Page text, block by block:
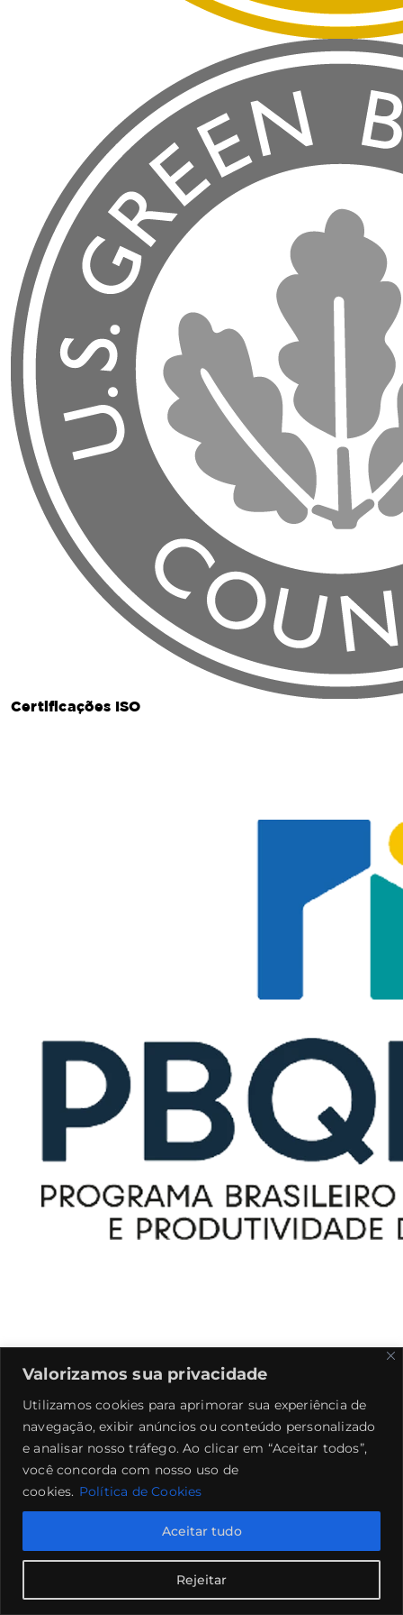
Valorizamos sua privacidade
Utilizamos cookies para aprimorar sua experiência de
navegação, exibir anúncios ou conteúdo personalizado
e analisar nosso tráfego. Ao clicar em “Aceitar todos”,
você concorda com nosso uso de
cookies. Política de Cookies
Rejeitar
Aceitar tudo
Certificações ISO